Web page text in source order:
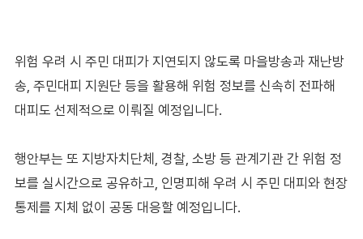
위험 우려 시 주민 대피가 지연되지 않도록 마을방송과 재난방
송, 주민대피 지원단 등을 활용해 위험 정보를 신속히 전파해
대피도 선제적으로 이뤄질 예정입니다.
행안부는 또 지방자치단체, 경찰, 소방 등 관계기관 간 위험 정
보를 실시간으로 공유하고, 인명피해 우려 시 주민 대피와 현장
통제를 지체 없이 공동 대응할 예정입니다.